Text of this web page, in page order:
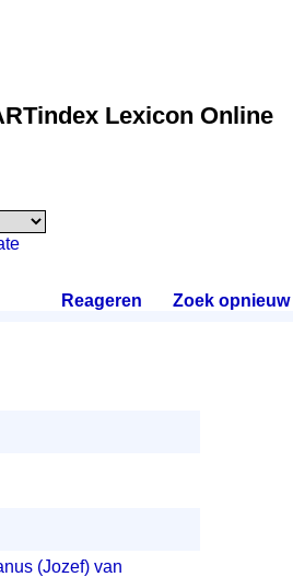
Lexicon Online
Reageren Zoek opnieuw.
(Jozef) van